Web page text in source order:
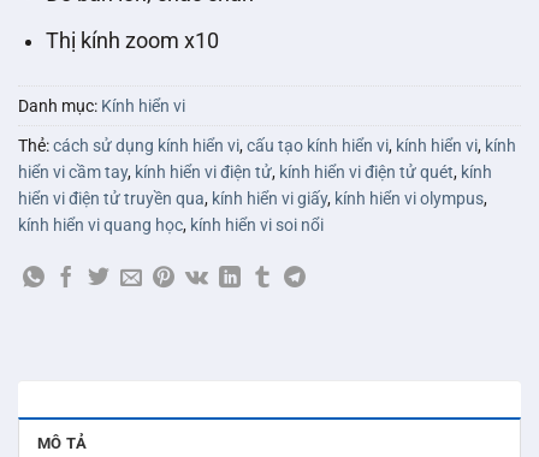
Thị kính zoom x10
Danh mục: Kính hiển vi
Thẻ:cách sử dụng kính hiển vi,cấu tạo kính hiển vi, kính hiển vi, kính
hiển vi cầm tay, kính hiển vi điện tử, kính hiển vi điện tử quét, kính
hiển vi điện tử truyền qua, kính hiển vi giấy, kính hiển vi olympus,
kính hiển vi quang học, kính hiển vi soi nổi
MÔ TẢ